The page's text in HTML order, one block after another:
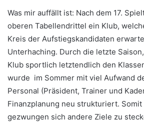
Was mir auffällt ist: Nach dem 17.
oberen Tabellendrittel ein Klub,
Kreis der Aufstiegskandidaten
Unterhaching. Durch die letzte
Klub sportlich letztendlich den
wurde im Sommer mit viel Aufwand
Personal (Präsident, Trainer und
Finanzplanung neu strukturiert.
gezwungen sich andere Ziele zu